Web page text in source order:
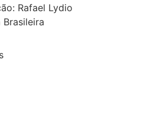
Rafael Lydio